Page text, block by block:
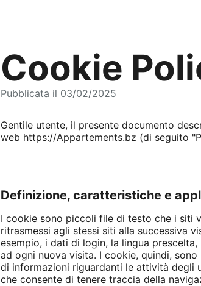
Cookie
Pubblicata il 03/02/2025
Gentile utente, il presente documento
web https://Appartements.bz (di seguito
Definizione, caratteristiche e
I cookie sono piccoli file di testo che i siti
ritrasmessi agli stessi siti alla successiva
esempio, i dati di login, la lingua
ad ogni nuova visita. I cookie, quindi,
di informazioni riguardanti le attività degli
che consente di tenere traccia della